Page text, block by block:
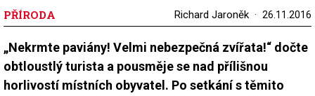
PŘÍRODA Richard Jaroněk 26.11.2016
„Nekrmte paviány! Velmi nebezpečná zvířata!“ dočte
obtloustlý turista a pousměje se nad přílišnou
horlivostí místních obyvatel. Po setkání s těmito